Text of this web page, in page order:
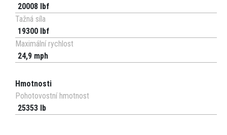
20008 lbf
Tažná síla
19300 lbf
Maximální rychlost
24,9 mph
Hmotnosti
Pohotovostní hmotnost
25353 lb